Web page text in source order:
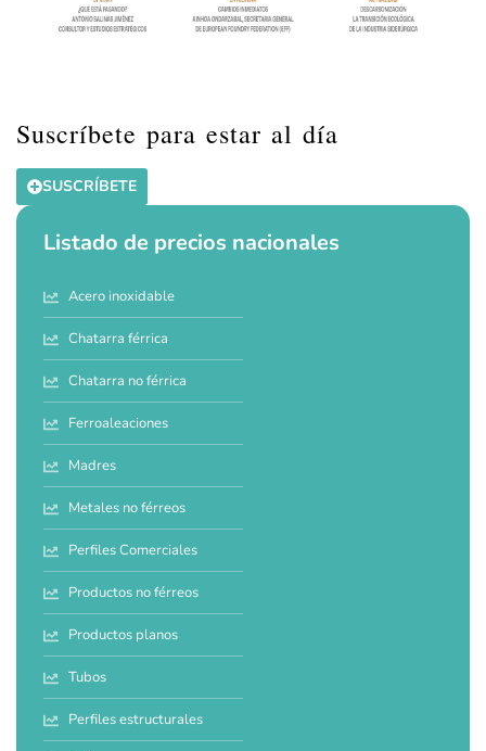
Suscríbete para estar al día
SUSCRÍBETE
Listado de precios nacionales
Acero inoxidable
Chatarra férrica
Chatarra no férrica
Ferroaleaciones
Madres
Metales no férreos
Perfiles Comerciales
Productos no férreos
Productos planos
Tubos
Perfiles estructurales